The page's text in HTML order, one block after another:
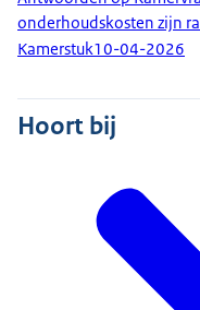
onderhoudskosten zijn
Kamerstuk10-04-2026
Hoort bij